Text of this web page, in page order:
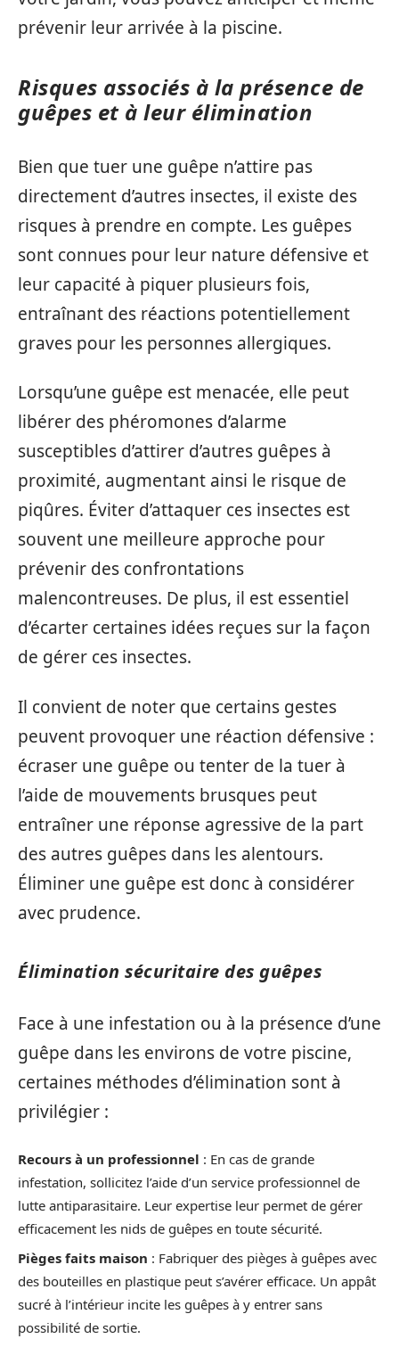
prévenir leur arrivée à la piscine.
Risques associés à la présence de
guêpes et à leur élimination
Bien que tuer une guêpe n’attire pas
directement d’autres insectes, il existe des
risques à prendre en compte. Les guêpes
sont connues pour leur nature défensive et
leur capacité à piquer plusieurs fois,
entraînant des réactions potentiellement
graves pour les personnes allergiques.
Lorsqu’une guêpe est menacée, elle peut
libérer des phéromones d’alarme
susceptibles d’attirer d’autres guêpes à
proximité, augmentant ainsi le risque de
piqûres. Éviter d’attaquer ces insectes est
souvent une meilleure approche pour
prévenir des confrontations
malencontreuses. De plus, il est essentiel
d’écarter certaines idées reçues sur la façon
de gérer ces insectes.
Il convient de noter que certains gestes
peuvent provoquer une réaction défensive :
écraser une guêpe ou tenter de la tuer à
l’aide de mouvements brusques peut
entraîner une réponse agressive de la part
des autres guêpes dans les alentours.
Éliminer une guêpe est donc à considérer
avec prudence.
Élimination sécuritaire des guêpes
Face à une infestation ou à la présence d’une
guêpe dans les environs de votre piscine,
certaines méthodes d’élimination sont à
privilégier :
Recours à un professionnel : En cas de grande
infestation, sollicitez l’aide d’un service professionnel de
lutte antiparasitaire. Leur expertise leur permet de gérer
efficacement les nids de guêpes en toute sécurité.
Pièges faits maison : Fabriquer des pièges à guêpes avec
des bouteilles en plastique peut s’avérer efficace. Un appât
sucré à l’intérieur incite les guêpes à y entrer sans
possibilité de sortie.